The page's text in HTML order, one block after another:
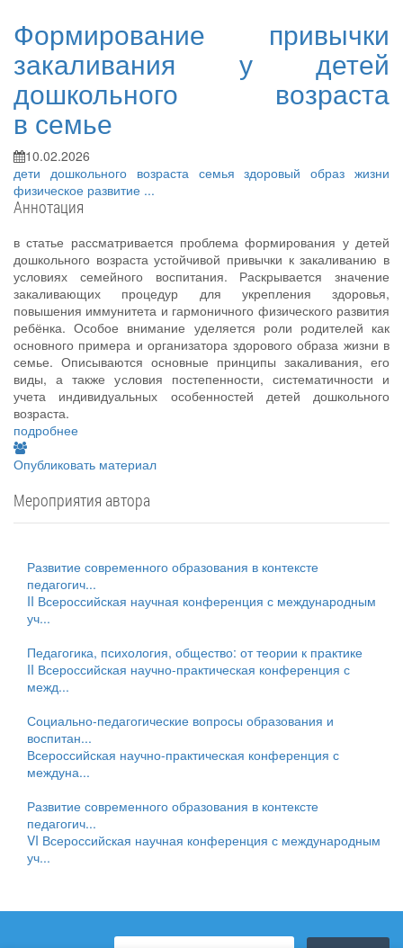
Формирование привычки
закаливания у детей
дошкольного возраста
в семье
10.02.2026
дети дошкольного возраста семьяздоровый образ жизни
физическое развитие ...
Аннотация
в статье рассматривается проблема формирования у детей
дошкольного возраста устойчивой привычки к закаливанию в
условиях семейного воспитания. Раскрывается значение
закаливающих процедур для укрепления здоровья,
повышения иммунитета и гармоничного физического развития
ребёнка. Особое внимание уделяется роли родителей как
основного примера и организатора здорового образа жизни в
семье. Описываются основные принципы закаливания, его
виды, а также условия постепенности, систематичности и
учета индивидуальных особенностей детей дошкольного
возраста.
подробнее
Опубликовать материал
Мероприятия автора
Развитие современного образования в контексте
педагогич...
II Всероссийская научная конференция с международным
уч...
Педагогика, психология, общество: от теории к практике
II Всероссийская научно-практическая конференция с
межд...
Социально-педагогические вопросы образования и
воспитан...
Всероссийская научно-практическая конференция с
междуна...
Развитие современного образования в контексте
педагогич...
VI Всероссийская научная конференция с международным
уч...